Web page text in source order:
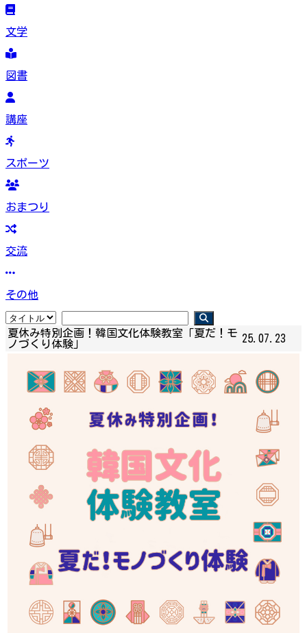
文学
図書
講座
スポーツ
おまつり
交流
その他
夏休み特別企画！韓国文化体験教室「夏だ！モ
ノづくり体験」
25.07.23